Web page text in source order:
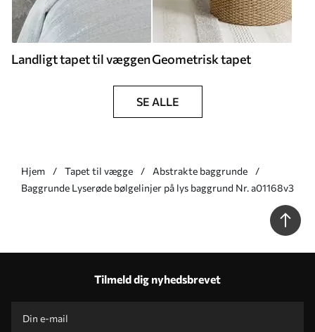
Landligt tapet til væggenGeometrisk tapet
SE ALLE
Hjem Tapet til vægge
Abstrakte baggrunde
Baggrunde Lyserøde bølgelinjer på lys baggrund Nr. a01168v3
Tilmeld dig nyhedsbrevet